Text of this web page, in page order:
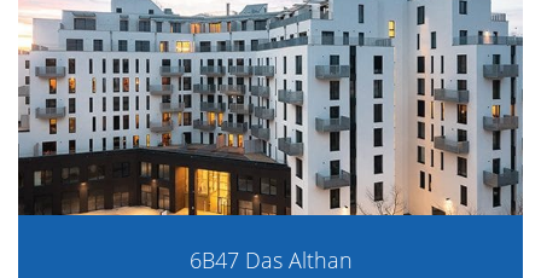
6B47 Das Althan